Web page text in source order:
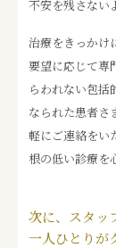
不安を残さない
治療をきっかけ
要望に応じて専
らわれない包括
なられた患者さ
軽にご連絡をい
根の低い診療を
次に、スタッ
一人ひとりが